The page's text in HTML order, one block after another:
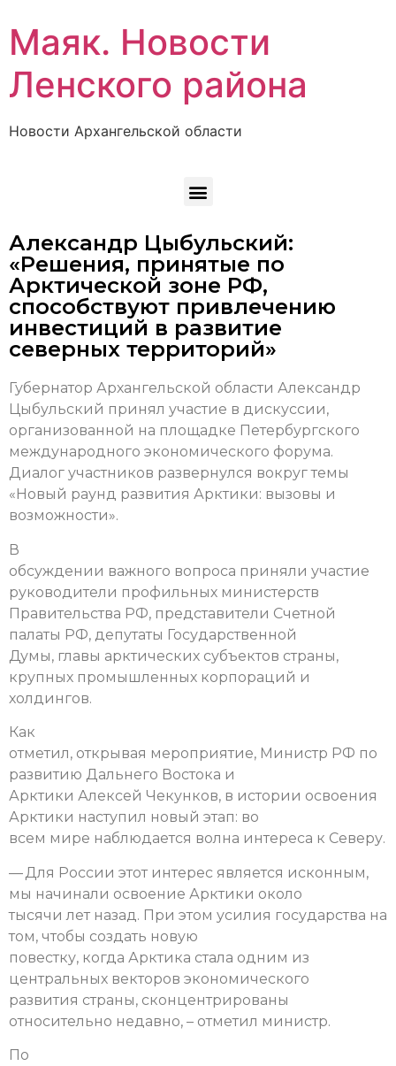
Маяк. Новости
Ленского района
Новости Архангельской области
Александр Цыбульский:
«Решения, принятые по
Арктической зоне РФ,
способствуют привлечению
инвестиций в развитие
северных территорий»
Губернатор Архангельской области Александр
Цыбульский принял участие в дискуссии,
организованной на площадке Петербургского
международного экономического форума.
Диалог участников развернулся вокруг темы
«Новый раунд развития Арктики: вызовы и
возможности».
В
обсуждении важного вопроса приняли участие
руководители профильных министерств
Правительства РФ, представители Счетной
палаты РФ, депутаты Государственной
Думы, главы арктических субъектов страны,
крупных промышленных корпораций и
холдингов.
Как
отметил, открывая мероприятие, Министр РФ по
развитию Дальнего Востока и
Арктики Алексей Чекунков, в истории освоения
Арктики наступил новый этап: во
всем мире наблюдается волна интереса к Северу.
— Для России этот интерес является исконным,
мы начинали освоение Арктики около
тысячи лет назад. При этом усилия государства на
том, чтобы создать новую
повестку, когда Арктика стала одним из
центральных векторов экономического
развития страны, сконцентрированы
относительно недавно, – отметил министр.
По